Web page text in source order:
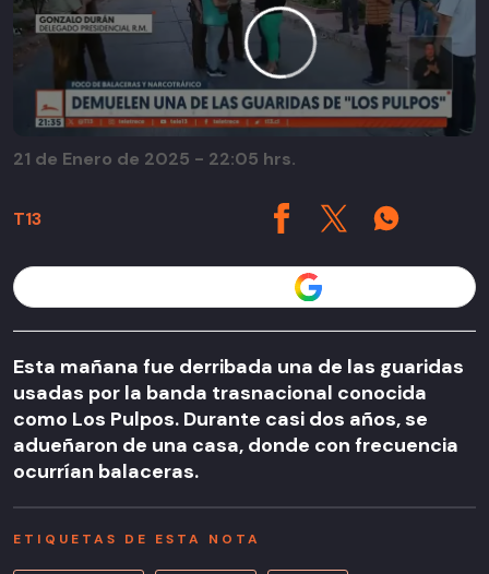
T13
21 de Enero de 2025 - 22:05 hrs.
Esta mañana fue derribada una de las guaridas
usadas por la banda trasnacional conocida
como Los Pulpos. Durante casi dos años, se
adueñaron de una casa, donde con frecuencia
ocurrían balaceras.
ETIQUETAS DE ESTA NOTA